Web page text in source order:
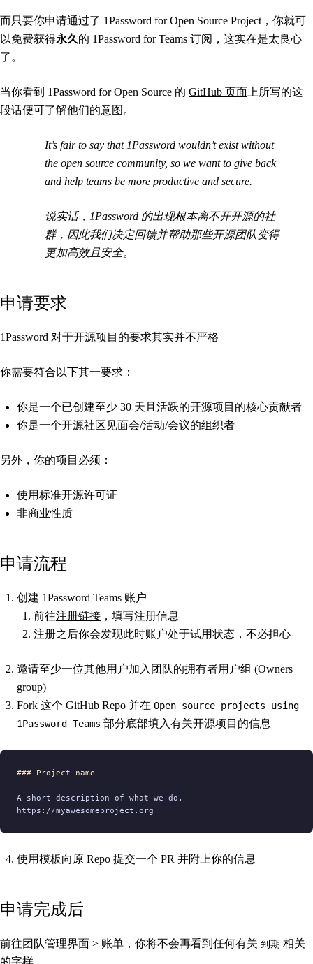
而只要你申请通过了 1Password for Open Source Project，你就可
以免费获得永久的 1Password for Teams 订阅，这实在是太良心
了。
当你看到 1Password for Open Source 的 GitHub 页面上所写的这
段话便可了解他们的意图。
It’s fair to say that 1Password wouldn’t exist without
the open source community, so we want to give back
and help teams be more productive and secure.
说实话，1Password 的出现根本离不开开源的社
群，因此我们决定回馈并帮助那些开源团队变得
更加高效且安全。
申请要求
1Password 对于开源项目的要求其实并不严格
你需要符合以下其一要求：
你是一个已创建至少 30 天且活跃的开源项目的核心贡献者
你是一个开源社区见面会/活动/会议的组织者
另外，你的项目必须：
使用标准开源许可证
非商业性质
申请流程
创建 1Password Teams 账户
前往注册链接 ，填写注册信息
注册之后你会发现此时账户处于试用状态，不必担心
邀请至少一位其他用户加入团队的拥有者用户组 (Owners
group)
Fork 这个 GitHub Repo 并在 Open source projects using
1Password Teams 部分底部填入有关开源项目的信息
### Project name
A short description of what we do.
https://myawesomeproject.org
使用模板向原 Repo 提交一个 PR 并附上你的信息
申请完成后
前往团队管理界面 > 账单，你将不会再看到任何有关 到期 相关